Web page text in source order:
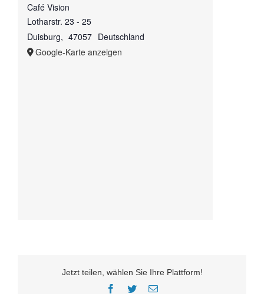
Café Vision
Lotharstr. 23 - 25
Duisburg, 47057 Deutschland
Google-Karte anzeigen
Jetzt teilen, wählen Sie Ihre Plattform!
Facebook
TwitterE-